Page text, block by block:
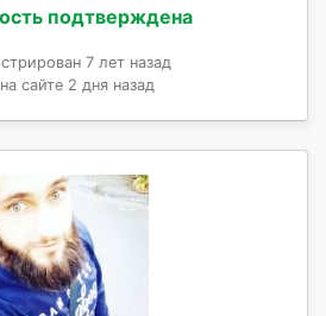
подтверждена
7 лет назад
сайте 2 дня назад